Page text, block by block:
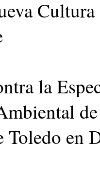
la
Toledo en